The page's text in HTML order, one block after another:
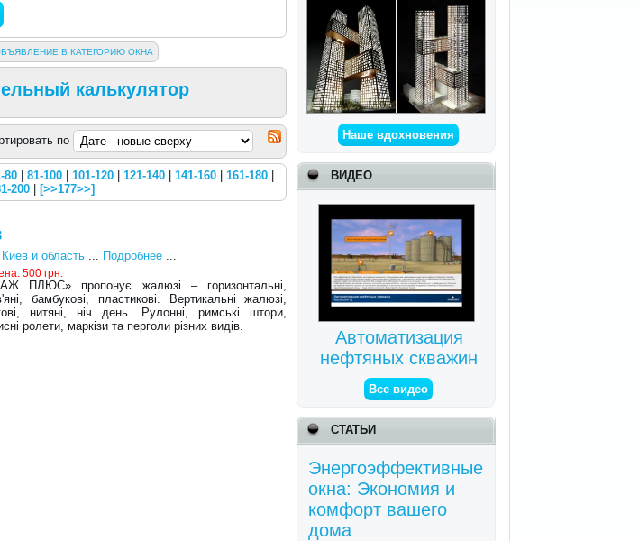
Наше вдохновения
ВИДЕО
Автоматизация
нефтяных скважин
Все видео
СТАТЬИ
Энергоэффективные
окна: Экономия и
комфорт вашего
дома
В КАТЕГОРИЮ ОКНА
калькулятор
по
80| 81-100| 101-120| 121-140| 141-160| 161-180|
200
[>>177>>]
и область ... Подробнее ...
500 грн.
ПЛЮС» пропонує жалюзі – горизонтальні,
бамбукові, пластикові. Вертикальні жалюзі,
нитяні, ніч день. Рулонні, римські штори,
ролети, маркізи та перголи різних видів.